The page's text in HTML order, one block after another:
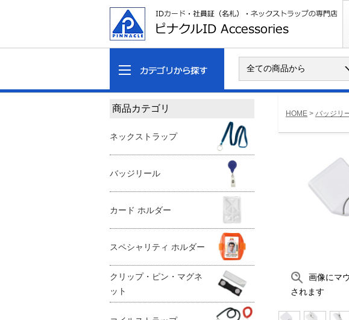
HOME > バッジリ
画像にマ
されます
商品カテゴリ
ネックストラップ
バッジリール
カード ホルダー
スペシャリティ ホルダー
クリップ・ピン・マグネ
ット